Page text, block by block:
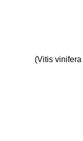
הגפן, שמכונה בשם גפן היין (השם המדעי: Vitis vinifera)